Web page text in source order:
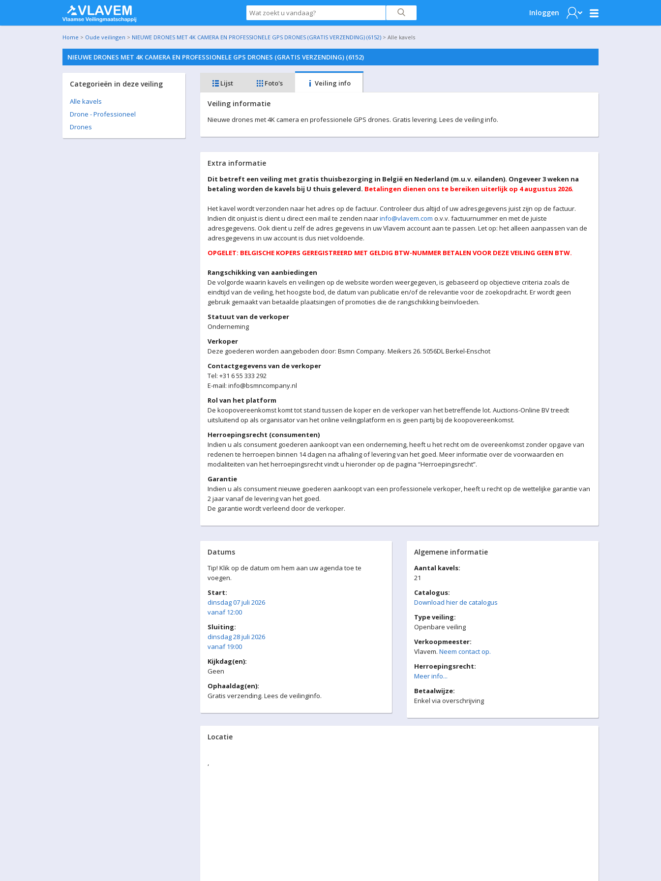
Inloggen
Home > Oude veilingen > NIEUWE DRONES MET 4K CAMERA EN PROFESSIONELE GPS DRONES (GRATIS VERZENDING) (6152) > Alle kavels
NIEUWE DRONES MET 4K CAMERA EN PROFESSIONELE GPS DRONES (GRATIS VERZENDING) (6152)
Categorieën in deze veiling
Alle kavels
Drone - Professioneel
Drones
Lijst Foto's Veiling info
Veiling informatie
Nieuwe drones met 4K camera en professionele GPS drones. Gratis levering. Lees de veiling info.
Extra informatie
Dit betreft een veiling met gratis thuisbezorging in België en Nederland (m.u.v. eilanden). Ongeveer 3 weken na
betaling worden de kavels bij U thuis geleverd. Betalingen dienen ons te bereiken uiterlijk op 4 augustus 2026.
Het kavel wordt verzonden naar het adres op de factuur. Controleer dus altijd of uw adresgegevens juist zijn op de factuur.
Indien dit onjuist is dient u direct een mail te zenden naarinfo@vlavem.com o.v.v. factuurnummer en met de juiste
adresgegevens. Ook dient u zelf de adres gegevens in uw Vlavem account aan te passen. Let op: het alleen aanpassen van de
adresgegevens in uw account is dus niet voldoende.
OPGELET: BELGISCHE KOPERS GEREGISTREERD MET GELDIG BTW-NUMMER BETALEN VOOR DEZE VEILING GEEN BTW.
Rangschikking van aanbiedingen
De volgorde waarin kavels en veilingen op de website worden weergegeven, is gebaseerd op objectieve criteria zoals de
eindtijd van de veiling, het hoogste bod, de datum van publicatie en/of de relevantie voor de zoekopdracht. Er wordt geen
gebruik gemaakt van betaalde plaatsingen of promoties die de rangschikking beïnvloeden.
Statuut van de verkoper
Onderneming
Verkoper
Deze goederen worden aangeboden door: Bsmn Company. Meikers 26. 5056DL Berkel-Enschot
Contactgegevens van de verkoper
Tel: +31 6 55 333 292
E-mail: info@bsmncompany.nl
Rol van het platform
De koopovereenkomst komt tot stand tussen de koper en de verkoper van het betreffende lot. Auctions-Online BV treedt
uitsluitend op als organisator van het online veilingplatform en is geen partij bij de koopovereenkomst.
Herroepingsrecht (consumenten)
Indien u als consument goederen aankoopt van een onderneming, heeft u het recht om de overeenkomst zonder opgave van
redenen te herroepen binnen 14 dagen na afhaling of levering van het goed. Meer informatie over de voorwaarden en
modaliteiten van het herroepingsrecht vindt u hieronder op de pagina “Herroepingsrecht”.
Garantie
Indien u als consument nieuwe goederen aankoopt van een professionele verkoper, heeft u recht op de wettelijke garantie van
2 jaar vanaf de levering van het goed.
De garantie wordt verleend door de verkoper.
Datums
Tip! Klik op de datum om hem aan uw agenda toe te
voegen.
Start:
dinsdag 07 juli 2026
vanaf 12:00
Sluiting:
dinsdag 28 juli 2026
vanaf 19:00
Kijkdag(en):
Geen
Ophaaldag(en):
Gratis verzending. Lees de veilinginfo.
Algemene informatie
Aantal kavels:
21
Catalogus:
Download hier de catalogus
Type veiling:
Openbare veiling
Verkoopmeester:
Vlavem. Neem contact op.
Herroepingsrecht:
Meer info...
Betaalwijze:
Enkel via overschrijving
Locatie
,